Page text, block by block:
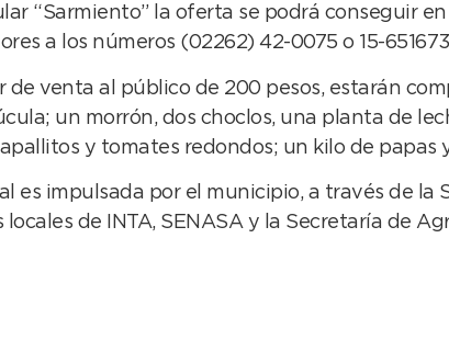
“Sarmiento” la oferta se podrá conseguir
a los números (02262) 42-0075 o 15-
de venta al público de 200 pesos, estarán
un morrón, dos choclos, una planta de
y tomates redondos; un kilo de papas
es impulsada por el municipio, a través de
de INTA, SENASA y la Secretaría de